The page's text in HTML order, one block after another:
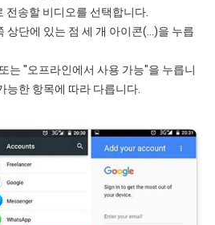
전송할 비디오를 선택합니다.
상단에 있는 점 세 개 아이콘(…)을 누릅
는 "오프라인에서 사용 가능"을 누릅니
능한 항목에 따라 다릅니다.